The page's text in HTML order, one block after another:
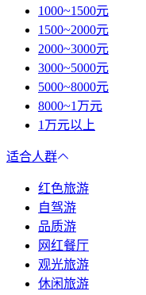
1000~1500元
1500~2000元
2000~3000元
3000~5000元
5000~8000元
8000~1万元
1万元以上
适合人群
红色旅游
自驾游
品质游
网红餐厅
观光旅游
休闲旅游